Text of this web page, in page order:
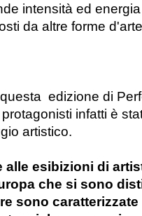
intensità ed
da altre forme
edizione di
infatti è
artistico.
alle esibizioni di
che si sono
sono